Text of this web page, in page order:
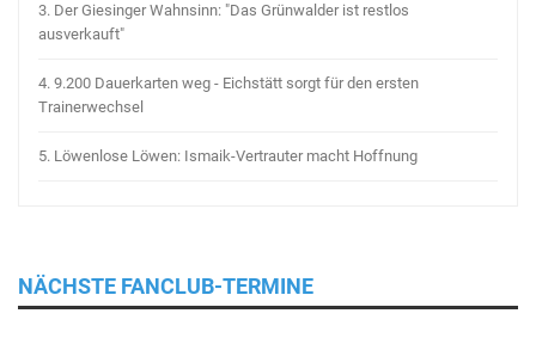
3. Der Giesinger Wahnsinn: "Das Grünwalder ist restlos
ausverkauft"
4. 9.200 Dauerkarten weg - Eichstätt sorgt für den ersten
Trainerwechsel
5. Löwenlose Löwen: Ismaik-Vertrauter macht Hoffnung
NÄCHSTE FANCLUB-TERMINE